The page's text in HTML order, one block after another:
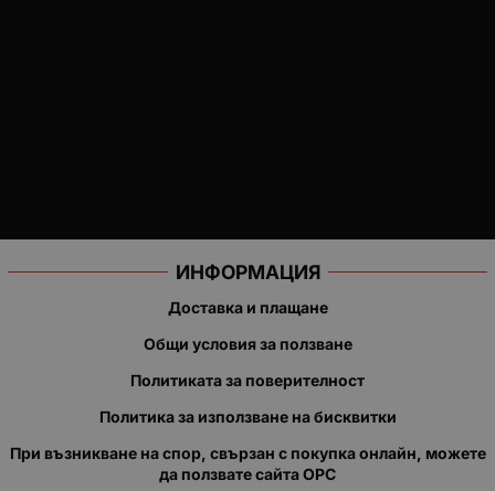
ИНФОРМАЦИЯ
Доставка и плащане
Общи условия за ползване
Политиката за поверителност
Политика за използване на бисквитки
При възникване на спор, свързан с покупка онлайн, можете
да ползвате сайта ОРС